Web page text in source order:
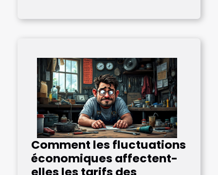
Comment les fluctuations
économiques affectent-
elles les tarifs des